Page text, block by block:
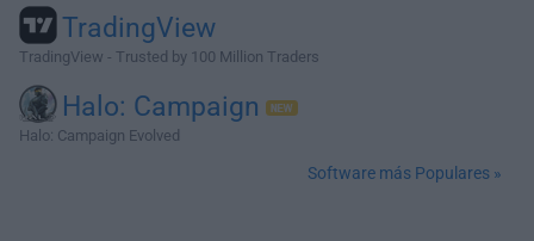
TradingView
TradingView - Trusted by 100 Million Traders
Halo: Campaign
Halo: Campaign Evolved
Software más Populares »